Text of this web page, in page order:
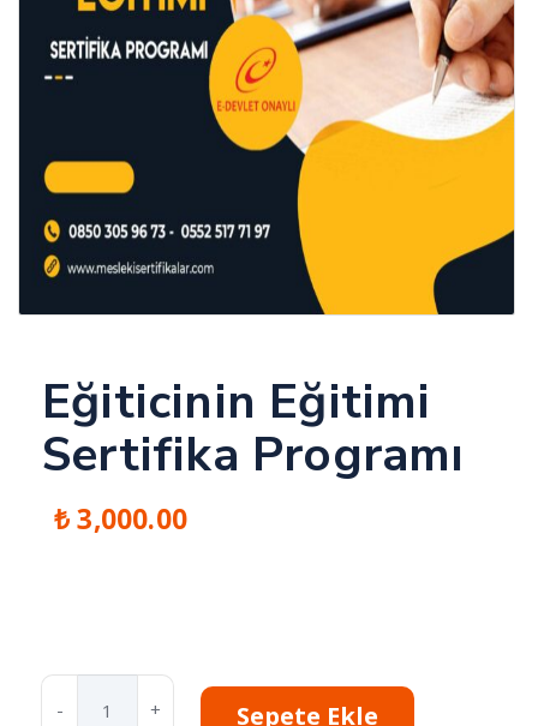
Eğiticinin Eğitimi
Sertifika Programı
₺3,000.00
Eğitimi
Sepete Ekle